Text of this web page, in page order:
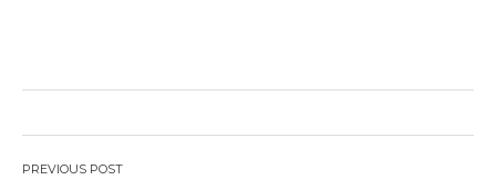
文